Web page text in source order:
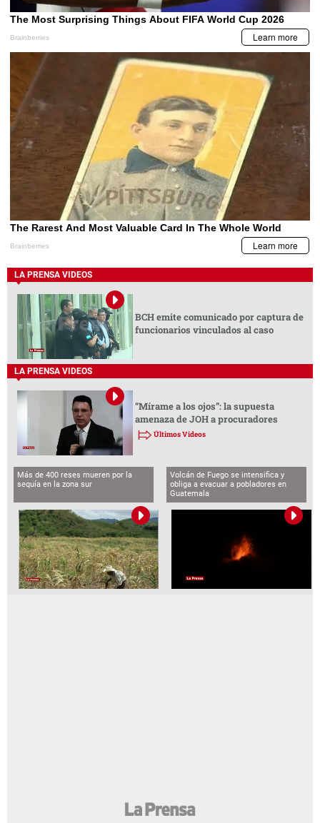
LA PRENSA VIDEOS
BCH emite comunicado por captura de
funcionarios vinculados al caso
LA PRENSA VIDEOS
“Mírame a los ojos”: la supuesta
amenaza de JOH a procuradores
Últimos Videos
Más de 400 reses mueren por la
sequía en la zona sur
Volcán de Fuego se intensifica y
obliga a evacuar a pobladores en
Guatemala